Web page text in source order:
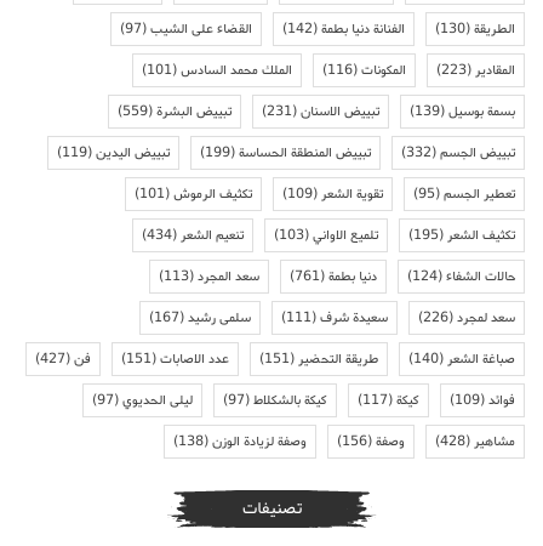
الطريقة(130) الفنانة دنيا بطمة(142) القضاء على الشيب(97)
المقادير(223) المكونات(116) الملك محمد السادس(101)
بسمة بوسيل(139) تبييض الاسنان(231) تبييض البشرة(559)
تبييض الجسم(332) تبييض المنطقة الحساسة(199) تبييض اليدين(119)
تعطير الجسم(95) تقوية الشعر(109) تكثيف الرموش(101)
تكثيف الشعر(195) تلميع الاواني(103) تنعيم الشعر(434)
حالات الشفاء(124) دنيا بطمة(761) سعد المجرد(113)
سعد لمجرد(226) سعيدة شرف(111) سلمى رشيد(167)
صباغة الشعر(140) طريقة التحضير(151) عدد الاصابات(151) فن(427)
فوائد(109) كيكة(117) كيكة بالشكلاط(97) ليلى الحديوي(97)
مشاهير(428) وصفة(156) وصفة لزيادة الوزن(138)
تصنيفات